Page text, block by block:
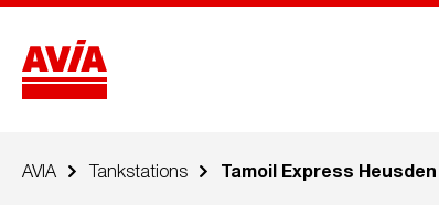
AVIA Tankstations Tamoil Express Heusden